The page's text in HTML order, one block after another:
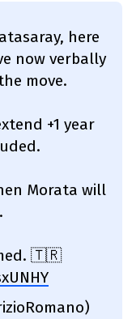
here
now verbally
move.
+1 year
Morata will
🇹🇷